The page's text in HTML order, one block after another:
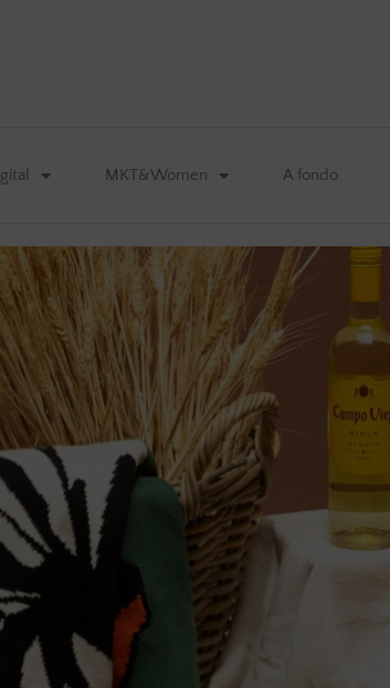
MKT&Women A fondo